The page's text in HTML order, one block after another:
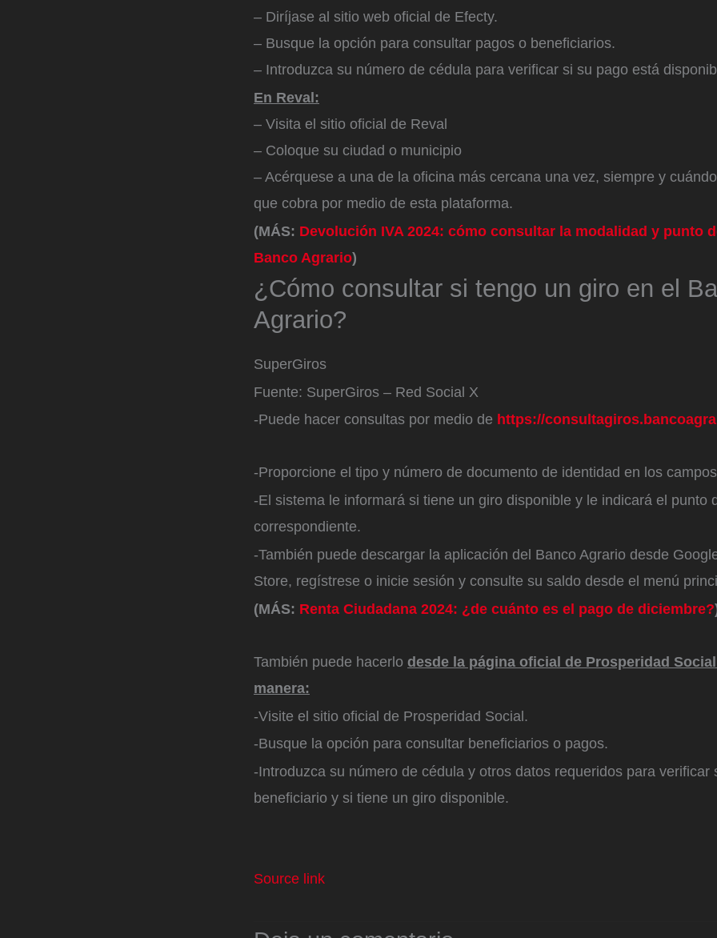
– Diríjase al sitio web oficial de Efecty.
– Busque la opción para consultar pagos o beneficiarios.
– Introduzca su número de cédula para verificar si su pago está
En Reval:
– Visita el sitio oficial de Reval
– Coloque su ciudad o municipio
– Acérquese a una de la oficina más cercana una vez, siempre y
que cobra por medio de esta plataforma.
(MÁS: Devolución IVA 2024: cómo consultar la modalidad y punto
Banco Agrario)
¿Cómo consultar si tengo un giro en el
Agrario?
SuperGiros
Fuente: SuperGiros – Red Social X
-Puede hacer consultas por medio de https://
-Proporcione el tipo y número de documento de identidad en los
-El sistema le informará si tiene un giro disponible y le indicará el punto
correspondiente.
-También puede descargar la aplicación del Banco Agrario desde
Store, regístrese o inicie sesión y consulte su saldo desde el menú
(MÁS: Renta Ciudadana 2024: ¿de cuánto es el pago de diciembre?
También puede hacerlo desde la página oficial de Prosperidad
manera:
-Visite el sitio oficial de Prosperidad Social.
-Busque la opción para consultar beneficiarios o pagos.
-Introduzca su número de cédula y otros datos requeridos para verificar
beneficiario y si tiene un giro disponible.
Source link